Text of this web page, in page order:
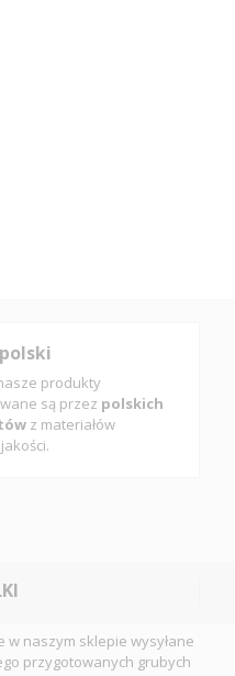
produkty
są przez polskich
z materiałów
w naszym sklepie wysyłane
przygotowanych grubych